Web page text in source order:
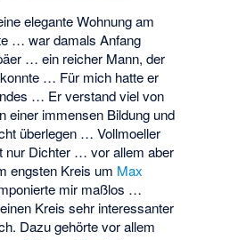
elegante Wohnung am
… war damals Anfang
… ein reicher Mann, der
… Für mich hatte er
… Er verstand viel von
einer immensen Bildung und
überlegen … Vollmoeller
nur Dichter … vor allem aber
engsten Kreis um Max
mir maßlos …
Kreis sehr interessanter
Dazu gehörte vor allem